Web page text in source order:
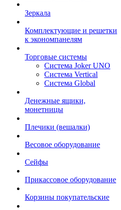
Зеркала
Комплектующие и решетки
к экономпанелям
Торговые системы
Система Joker UNO
Система Vertical
Система Global
Денежные ящики,
монетницы
Плечики (вешалки)
Весовое оборудование
Сейфы
Прикассовое оборудование
Корзины покупательские